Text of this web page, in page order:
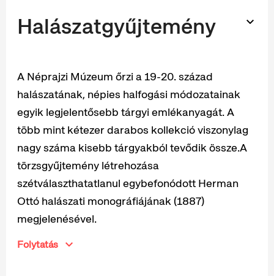
Halászatgyűjtemény
A Néprajzi Múzeum őrzi a 19-20. század
halászatának, népies halfogási módozatainak
egyik legjelentősebb tárgyi emlékanyagát. A
több mint kétezer darabos kollekció viszonylag
nagy száma kisebb tárgyakból tevődik össze.A
törzsgyűjtemény létrehozása
szétválaszthatatlanul egybefonódott Herman
Ottó halászati monográfiájának (1887)
megjelenésével.
Folytatás